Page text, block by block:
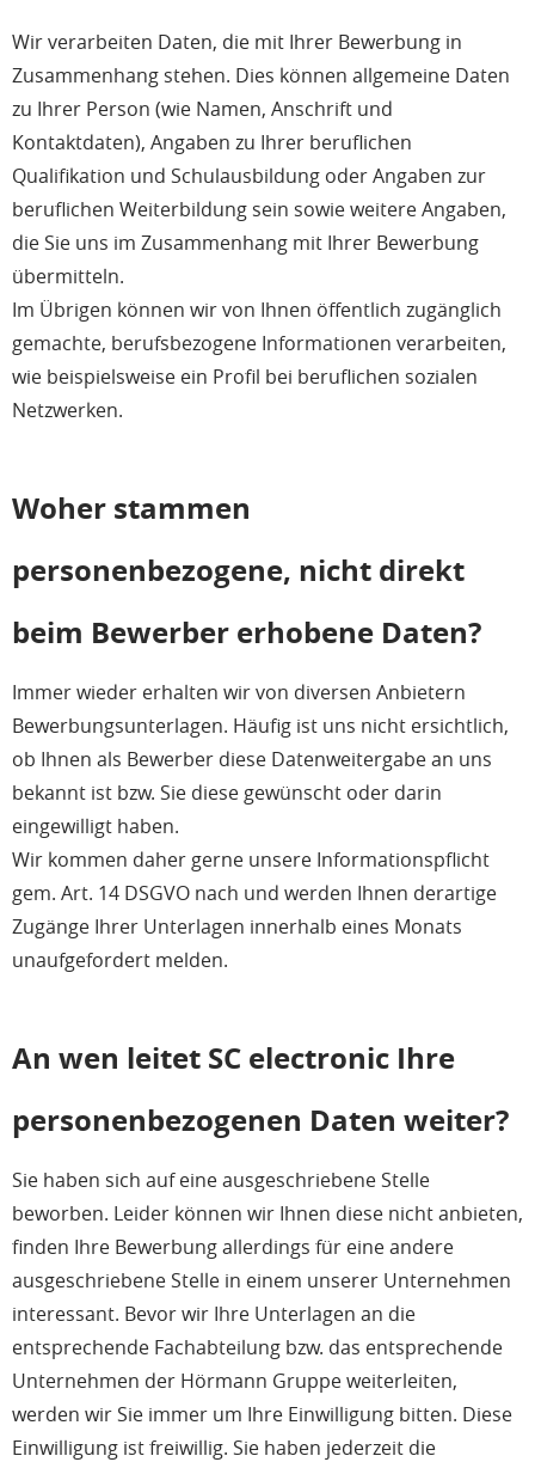
Wir verarbeiten Daten, die mit Ihrer Bewerbung in
Zusammenhang stehen. Dies können allgemeine Daten
zu Ihrer Person (wie Namen, Anschrift und
Kontaktdaten), Angaben zu Ihrer beruflichen
Qualifikation und Schulausbildung oder Angaben zur
beruflichen Weiterbildung sein sowie weitere Angaben,
die Sie uns im Zusammenhang mit Ihrer Bewerbung
übermitteln.
Im Übrigen können wir von Ihnen öffentlich zugänglich
gemachte, berufsbezogene Informationen verarbeiten,
wie beispielsweise ein Profil bei beruflichen sozialen
Netzwerken.
Woher stammen
personenbezogene, nicht direkt
beim Bewerber erhobene Daten?
Immer wieder erhalten wir von diversen Anbietern
Bewerbungsunterlagen. Häufig ist uns nicht ersichtlich,
ob Ihnen als Bewerber diese Datenweitergabe an uns
bekannt ist bzw. Sie diese gewünscht oder darin
eingewilligt haben.
Wir kommen daher gerne unsere Informationspflicht
gem. Art. 14 DSGVO nach und werden Ihnen derartige
Zugänge Ihrer Unterlagen innerhalb eines Monats
unaufgefordert melden.
An wen leitet SC electronic Ihre
personenbezogenen Daten weiter?
Sie haben sich auf eine ausgeschriebene Stelle
beworben. Leider können wir Ihnen diese nicht anbieten,
finden Ihre Bewerbung allerdings für eine andere
ausgeschriebene Stelle in einem unserer Unternehmen
interessant. Bevor wir Ihre Unterlagen an die
entsprechende Fachabteilung bzw. das entsprechende
Unternehmen der Hörmann Gruppe weiterleiten,
werden wir Sie immer um Ihre Einwilligung bitten. Diese
Einwilligung ist freiwillig. Sie haben jederzeit die